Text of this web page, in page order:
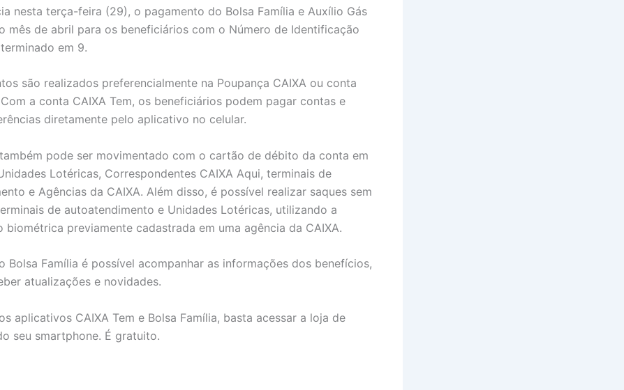
nesta terça-feira (29), o pagamento do Bolsa Família e Auxílio Gás
mês de abril para os beneficiários com o Número de Identificação
em 9.
são realizados preferencialmente na Poupança CAIXA ou conta
Com a conta CAIXA Tem, os beneficiários podem pagar contas e
diretamente pelo aplicativo no celular.
pode ser movimentado com o cartão de débito da conta em
Lotéricas, Correspondentes CAIXA Aqui, terminais de
e Agências da CAIXA. Além disso, é possível realizar saques sem
de autoatendimento e Unidades Lotéricas, utilizando a
biométrica previamente cadastrada em uma agência da CAIXA.
Bolsa Família é possível acompanhar as informações dos benefícios,
atualizações e novidades.
aplicativos CAIXA Tem e Bolsa Família, basta acessar a loja de
seu smartphone. É gratuito.